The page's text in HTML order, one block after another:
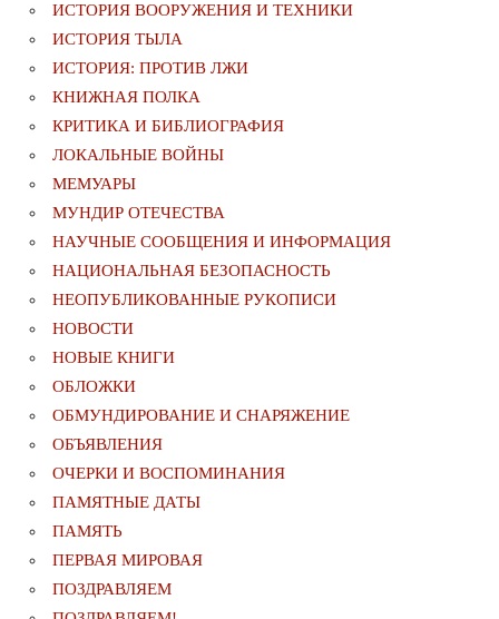
ИСТОРИЯ ВООРУЖЕНИЯ И ТЕХНИКИ
ИСТОРИЯ ТЫЛА
ИСТОРИЯ: ПРОТИВ ЛЖИ
КНИЖНАЯ ПОЛКА
КРИТИКА И БИБЛИОГРАФИЯ
ЛОКАЛЬНЫЕ ВОЙНЫ
МЕМУАРЫ
МУНДИР ОТЕЧЕСТВА
НАУЧНЫЕ СООБЩЕНИЯ И ИНФОРМАЦИЯ
НАЦИОНАЛЬНАЯ БЕЗОПАСНОСТЬ
НЕОПУБЛИКОВАННЫЕ РУКОПИСИ
НОВОСТИ
НОВЫЕ КНИГИ
ОБЛОЖКИ
ОБМУНДИРОВАНИЕ И СНАРЯЖЕНИЕ
ОБЪЯВЛЕНИЯ
ОЧЕРКИ И ВОСПОМИНАНИЯ
ПАМЯТНЫЕ ДАТЫ
ПАМЯТЬ
ПЕРВАЯ МИРОВАЯ
ПОЗДРАВЛЯЕМ